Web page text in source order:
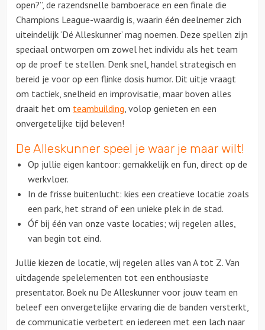
Rondleidingen
Wandelingen
Fietstochten
Segwaytours
Solextours
Locaties
Feesten
Themafeesten
open?”, de razendsnelle bamboerace en een finale die
Champions League-waardig is, waarin één deelnemer zich
uiteindelijk ‘Dé Alleskunner’ mag noemen. Deze spellen zijn
speciaal ontworpen om zowel het individu als het team
op de proef te stellen. Denk snel, handel strategisch en
bereid je voor op een flinke dosis humor. Dit uitje vraagt
om tactiek, snelheid en improvisatie, maar boven alles
draait het om teambuilding, volop genieten en een
onvergetelijke tijd beleven!
De Alleskunner speel je waar je maar wilt!
Op jullie eigen kantoor: gemakkelijk en fun, direct op de
werkvloer.
In de frisse buitenlucht: kies een creatieve locatie zoals
een park, het strand of een unieke plek in de stad.
Óf bij één van onze vaste locaties; wij regelen alles,
van begin tot eind.
Jullie kiezen de locatie, wij regelen alles van A tot Z. Van
uitdagende spelelementen tot een enthousiaste
presentator. Boek nu De Alleskunner voor jouw team en
beleef een onvergetelijke ervaring die de banden versterkt,
de communicatie verbetert en iedereen met een lach naar